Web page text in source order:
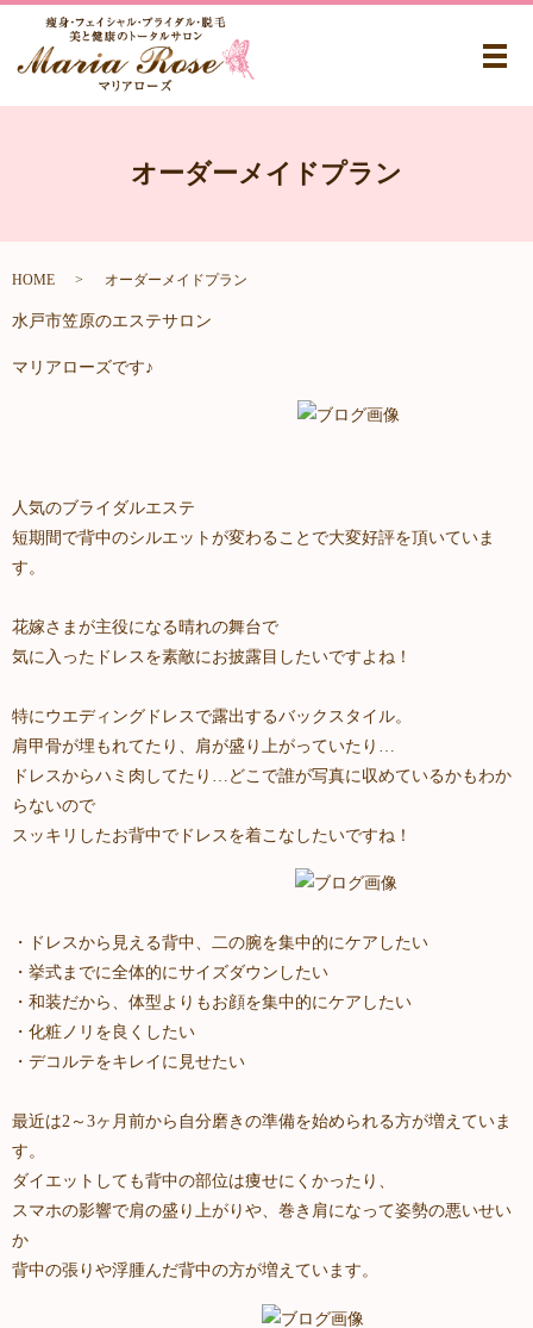
メ
オーダーメイドプラン
HOME オーダーメイドプラン
水戸市笠原のエステサロン
マリアローズです♪
人気のブライダルエステ
短期間で背中のシルエットが変わることで大変好評を頂いていま
す。
花嫁さまが主役になる晴れの舞台で
気に入ったドレスを素敵にお披露目したいですよね！
特にウエディングドレスで露出するバックスタイル。
肩甲骨が埋もれてたり、肩が盛り上がっていたり…
ドレスからハミ肉してたり…どこで誰が写真に収めているかもわか
らないので
スッキリしたお背中でドレスを着こなしたいですね！
・ドレスから見える背中、二の腕を集中的にケアしたい
・挙式までに全体的にサイズダウンしたい
・和装だから、体型よりもお顔を集中的にケアしたい
・化粧ノリを良くしたい
・デコルテをキレイに見せたい
最近は2～3ヶ月前から自分磨きの準備を始められる方が増えていま
す。
ダイエットしても背中の部位は痩せにくかったり、
スマホの影響で肩の盛り上がりや、巻き肩になって姿勢の悪いせい
か
背中の張りや浮腫んだ背中の方が増えています。